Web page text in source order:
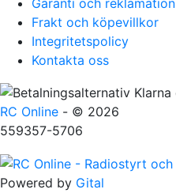
Frakt och köpevillkor
Integritetspolicy
Kontakta oss
RC Online - © 2026
559357-5706
Powered by Gital